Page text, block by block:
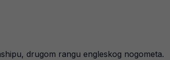
drugom rangu engleskog nogometa.